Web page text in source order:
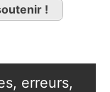
!
erreurs,